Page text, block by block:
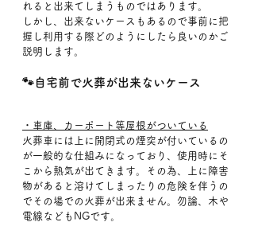
れると出来てしまうものではあります。
しかし、出来ないケースもあるので事前に把
握し利用する際どのようにしたら良いのかご
説明します。
🐾自宅前で火葬が出来ないケース
・車庫、カーポート等屋根がついている
火葬車には上に開閉式の煙突が付いているの
が一般的な仕組みになっており、使用時にそ
こから熱気が出てきます。その為、上に障害
物があると溶けてしまったりの危険を伴うの
でその場での火葬が出来ません。勿論、木や
電線などもNGです。